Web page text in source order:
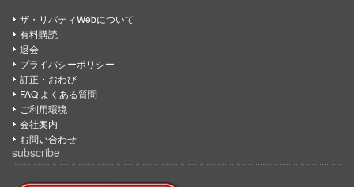
ザ・リバティWebについて
有料購読
退会
プライバシーポリシー
訂正・おわび
FAQ よくある質問
ご利用環境
会社案内
お問い合わせ
subscribe